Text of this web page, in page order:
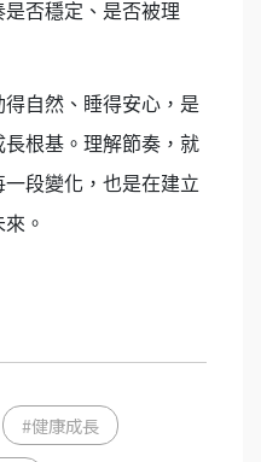
否穩定、是否被理
自然、睡得安心，是
根基。理解節奏，就
段變化，也是在建立
。
#健康成長